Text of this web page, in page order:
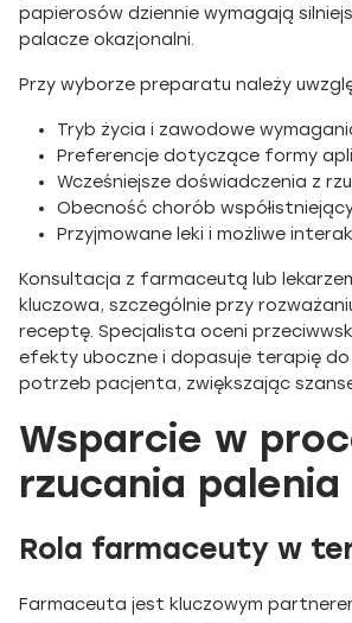
papierosów dziennie wymagają
palacze okazjonalni.
Przy wyborze preparatu należy
Tryb życia i zawodowe
Preferencje dotyczące formy
Wcześniejsze doświadczenia z
Obecność chorób
Przyjmowane leki i możliwe
Konsultacja z farmaceutą lub
kluczowa, szczególnie przy
receptę. Specjalista oceni
efekty uboczne i dopasuje terapię do
potrzeb pacjenta, zwiększając
Wsparcie w
rzucania palenia
Rola farmaceuty w
Farmaceuta jest kluczowym